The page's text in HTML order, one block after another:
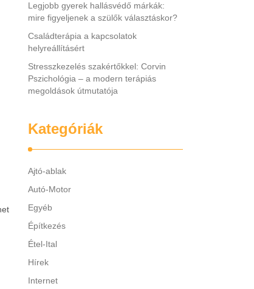
Legjobb gyerek hallásvédő márkák:
mire figyeljenek a szülők választáskor?
Családterápia a kapcsolatok
helyreállításért
Stresszkezelés szakértőkkel: Corvin
Pszichológia – a modern terápiás
megoldások útmutatója
Kategóriák
Ajtó-ablak
Autó-Motor
Egyéb
Építkezés
Étel-Ital
Hírek
Internet